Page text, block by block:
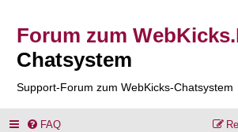
Forum zum
Chatsystem
Support-Forum zum WebKicks-Chatsystem
FAQ